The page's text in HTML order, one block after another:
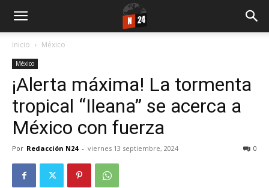
Inicio México
México
¡Alerta máxima! La tormenta
tropical “Ileana” se acerca a
México con fuerza
Por Redacción N24 - viernes 13 septiembre, 2024 0